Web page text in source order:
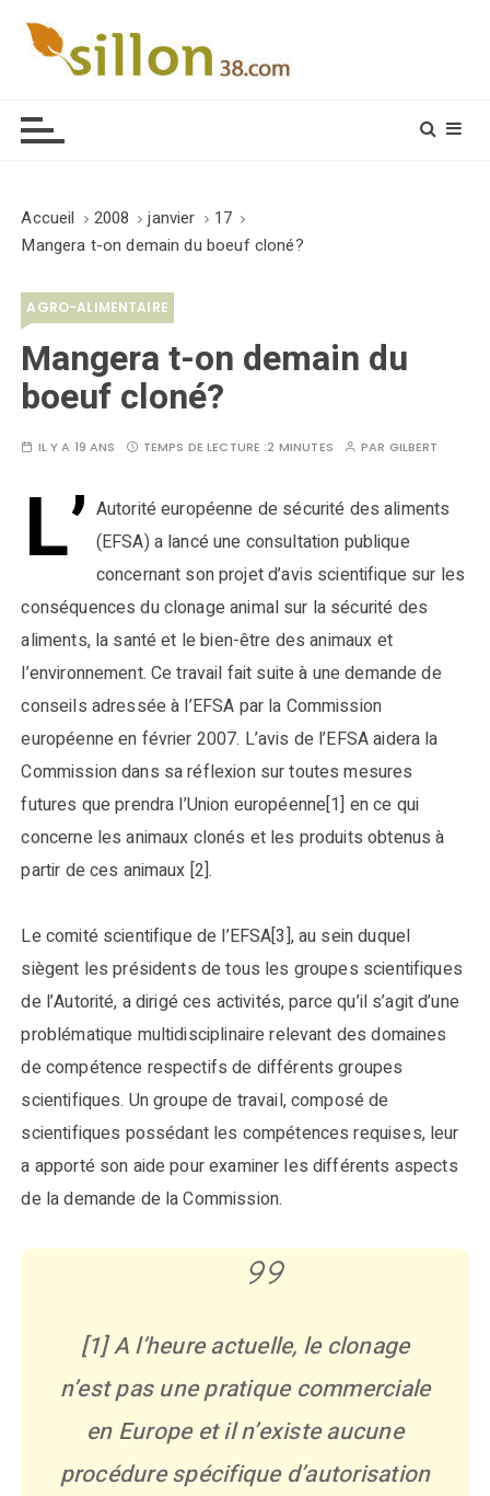
Accueil 2008 janvier
17
Mangera t-on demain du boeuf cloné?
AGRO-ALIMENTAIRE
Mangera t-on demain du
boeuf cloné?
IL Y A 19 ANS TEMPS DE LECTURE :2 MINUTES PAR GILBERT
L’ Autorité européenne de sécurité des aliments
(EFSA) a lancé une consultation publique
concernant son projet d’avis scientifique sur les
conséquences du clonage animal sur la sécurité des
aliments, la santé et le bien-être des animaux et
l’environnement. Ce travail fait suite à une demande de
conseils adressée à l’EFSA par la Commission
européenne en février 2007. L’avis de l’EFSA aidera la
Commission dans sa réflexion sur toutes mesures
futures que prendra l’Union européenne[1] en ce qui
concerne les animaux clonés et les produits obtenus à
partir de ces animaux [2].
Le comité scientifique de l’EFSA[3], au sein duquel
siègent les présidents de tous les groupes scientifiques
de l’Autorité, a dirigé ces activités, parce qu’il s’agit d’une
problématique multidisciplinaire relevant des domaines
de compétence respectifs de différents groupes
scientifiques. Un groupe de travail, composé de
scientifiques possédant les compétences requises, leur
a apporté son aide pour examiner les différents aspects
de la demande de la Commission.
[1] A l’heure actuelle, le clonage
n’est pas une pratique commerciale
en Europe et il n’existe aucune
procédure spécifique d’autorisation